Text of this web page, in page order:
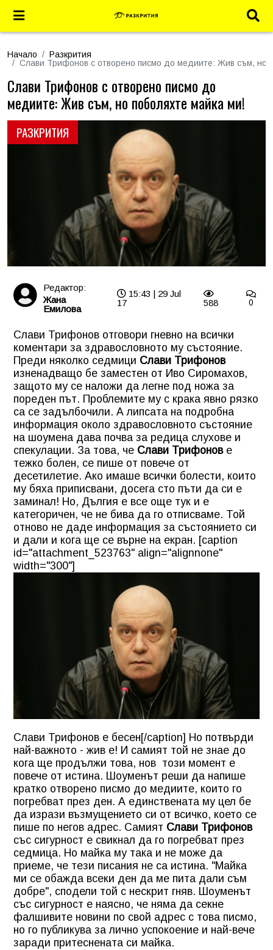
Начало
Разкрития
Слави Трифонов с отворено писмо до медиите: Жив съм, но
РАЗКРИТИЯ
Слави Трифонов с отворено писмо до
медиите: Жив съм, но поболяхте майка ми!
Редактор:
Жана
Емилова
15:43 | 29 Jul
17
588 0
Слави Трифонов отговори гневно на всички
коментари за здравословното му състояние.
Преди няколко седмици Слави Трифонов
изненадващо бе заместен от Иво Сиромахов,
защото му се наложи да легне под ножа за
пореден път. Проблемите му с крака явно рязко
са се задълбочили. А липсата на подробна
информация около здравословното състояние
на шоумена дава почва за редица слухове и
спекулации. За това, че Слави Трифонове
тежко болен, се пише от повече от
десетилетие. Ако имаше всички болести, които
му бяха приписвани, досега сто пъти да си е
заминал! Но, Дългия е все още тук и е
категоричен, че не бива да го отписваме. Той
отново не даде информация за състоянието си
и дали и кога ще се върне на екран. [caption
id="attachment_523763" align="alignnone"
width="300"]
Слави Трифонов е бесен[/caption] Но потвърди
най-важното - жив е! И самият той не знае до
кога ще продължи това, нов този момент е
повече от истина. Шоуменът реши да напише
кратко отворено писмо до медиите, които го
погребват през ден. А единствената му цел бе
да изрази възмущението си от всичко, което се
пише по негов адрес. Самият Слави Трифонов
със сигурност е свикнал да го погребват през
седмица. Но майка му така и не може да
приеме, че тези писания не са истина. "Майка
ми се обажда всеки ден да ме пита дали съм
добре", сподели той с нескрит гняв. Шоуменът
със сигурност е наясно, че няма да секне
фалшивите новини по свой адрес с това писмо,
но го публикува за лично успокоение и най-вече
заради притеснената си майка.